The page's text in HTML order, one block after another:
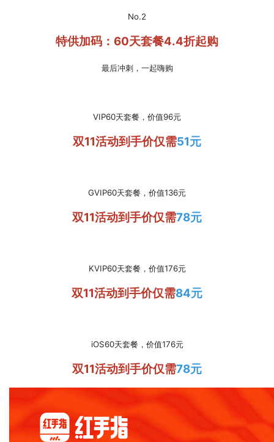
No.2
特供加码：60天套餐4.4折起购
最后冲刺，一起嗨购
VIP60天套餐，价值96元
双11活动到手价仅需51元
GVIP60天套餐，价值136元
双11活动到手价仅需78元
KVIP60天套餐，价值176元
双11活动到手价仅需84元
iOS60天套餐，价值176元
双11活动到手价仅需78元